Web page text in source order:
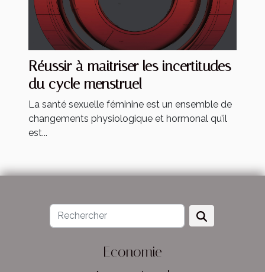
Réussir à maitriser les incertitudes
du cycle menstruel
La santé sexuelle féminine est un ensemble de
changements physiologique et hormonal qu’il
est...
Economie